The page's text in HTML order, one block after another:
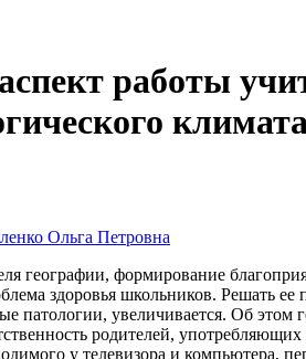
работы
Ольга Петровна
географии, формирование
здоровья школьников. Решать
патологии, увеличивается. Об этом
родителей,
у телевизора и компьютера,